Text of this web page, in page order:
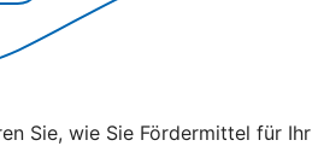
Sie, wie Sie Fördermittel für Ihr